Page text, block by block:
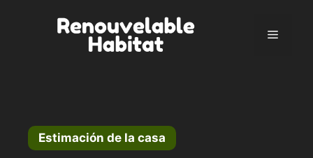
Menú
Estimación de la casa